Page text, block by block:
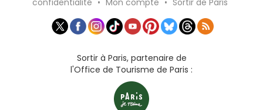
Sortir à Paris, partenaire de
l'Office de Tourisme de Paris :